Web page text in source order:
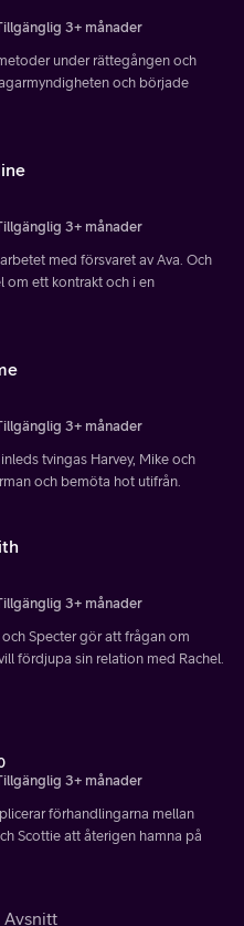
3+ månader
under rättegången och
och började
3+ månader
med försvaret av Ava. Och
om ett kontrakt och i en
3+ månader
tvingas Harvey, Mike och
och bemöta hot utifrån.
3+ månader
Specter gör att frågan om
fördjupa sin relation med Rachel.
3+ månader
förhandlingarna mellan
Scottie att återigen hamna på
Avsnitt